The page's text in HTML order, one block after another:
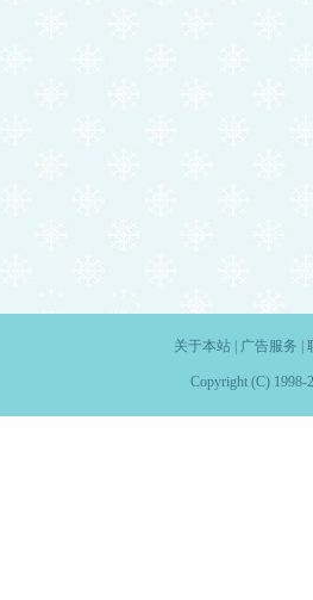
关于本站| 广告服务
Copyright (C) 1998-